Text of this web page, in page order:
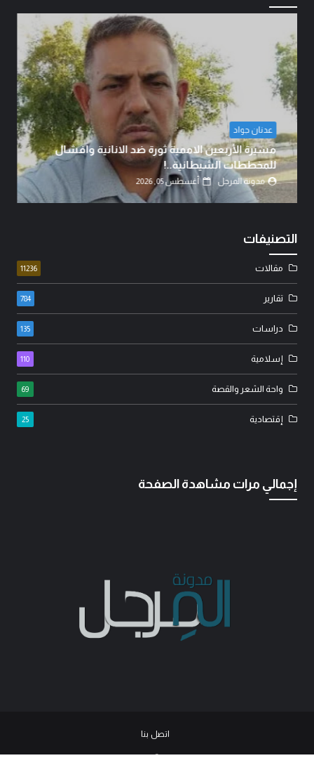
المهندس عبد الجبار الجزائري
من يشهد بالحق؟!
مدونة المرجل أغسطس 05, 2026
التصنيفات
مقالات 11236
تقارير 784
دراسات 135
إسلامية 110
واحة الشعر والقصة 69
إقتصادية 25
إجمالي مرات مشاهدة الصفحة
اتصل بنا